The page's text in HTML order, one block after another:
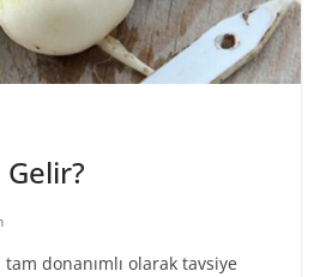
donanımlı olarak tavsiye